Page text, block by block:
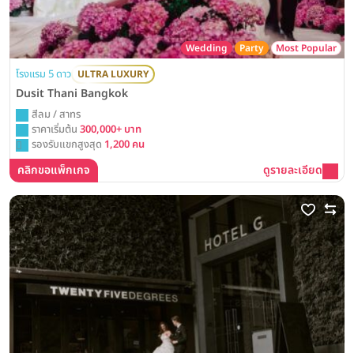
Wedding Party Most Popular
โรงแรม 5 ดาว ULTRA LUXURY
Dusit Thani Bangkok
สีลม / สาทร
ราคาเริ่มต้น 300,000+ บาท
รองรับแขกสูงสุด 1,200 คน
คลิกขอแพ็กเกจ ดูรายละเอียด